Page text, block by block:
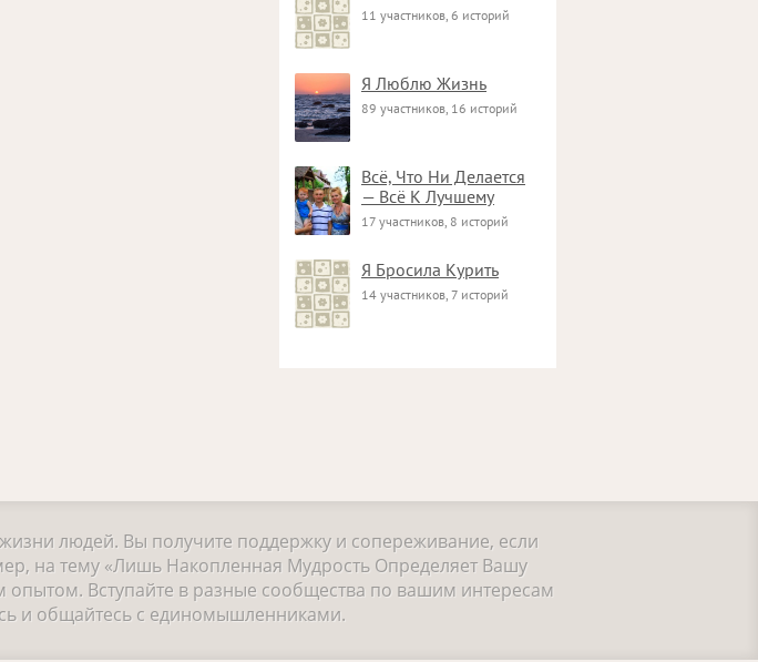
11 участников, 6 историй
Я Люблю Жизнь
89 участников, 16 историй
Всё, Что Ни Делается
— Всё К Лучшему
17 участников, 8 историй
Я Бросила Курить
14 участников, 7 историй
людей. Вы получите поддержку и сопереживание, если
на тему «Лишь Накопленная Мудрость Определяет Вашу
Вступайте в разные сообщества по вашим интересам
и общайтесь с единомышленниками.